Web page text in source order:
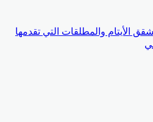
والمطلقات التي تقدمها